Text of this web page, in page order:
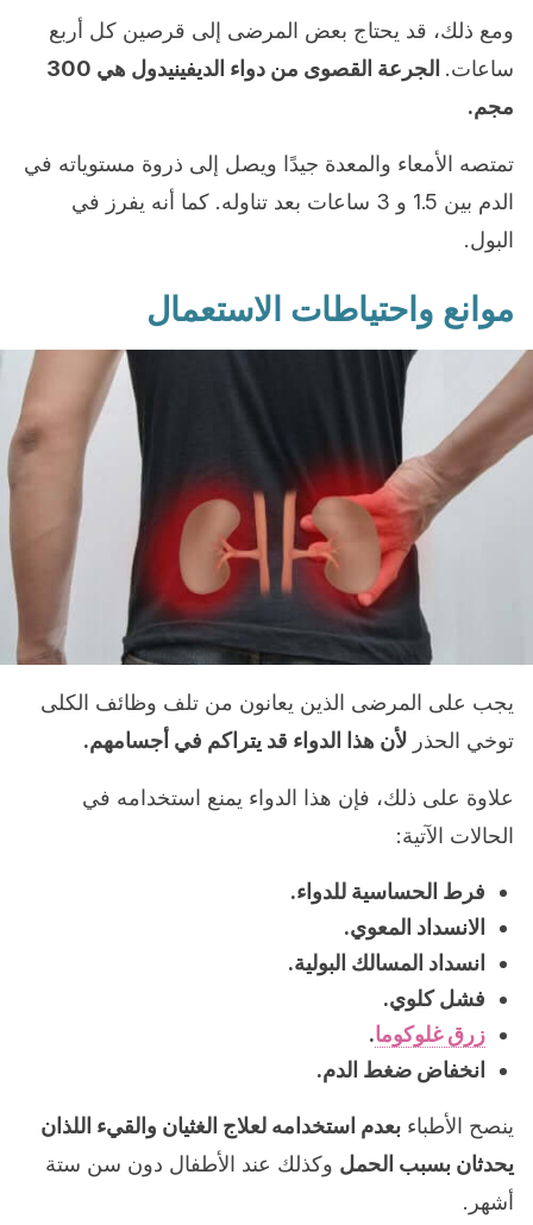
ومع ذلك، قد يحتاج بعض المرضى إلى قرصين كل أربع
ساعات.
الجرعة القصوى من دواء الديفينيدول هي 300
مجم.
تمتصه الأمعاء والمعدة جيدًا ويصل إلى ذروة مستوياته في
الدم بين 1.5 و 3 ساعات بعد تناوله. كما أنه يفرز في
البول.
موانع واحتياطات الاستعمال
يجب على المرضى الذين يعانون من تلف وظائف الكلى
توخي الحذر لأن هذا الدواء قد يتراكم في أجسامهم.
علاوة على ذلك، فإن هذا الدواء يمنع استخدامه في
الحالات الآتية:
فرط الحساسية للدواء.
الانسداد المعوي.
انسداد المسالك البولية.
فشل كلوي.
زرق غلوكوما.
انخفاض ضغط الدم.
ينصح الأطباء بعدم استخدامه لعلاج الغثيان والقيء اللذان
يحدثان بسبب الحمل وكذلك عند الأطفال دون سن ستة
أشهر.